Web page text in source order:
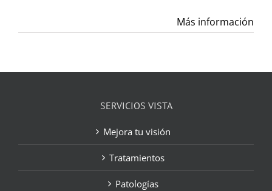
Más información
SERVICIOS VISTA
Mejora tu visión
Tratamientos
Patologías